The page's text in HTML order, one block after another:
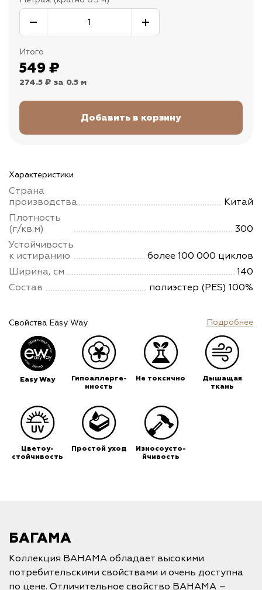
Итого
549 ₽
274.5 ₽ за 0.5 м
Характеристики
Страна
производства
Китай
Плотность
(г/кв.м)
300
Устойчивость
к истиранию
более 100 000 циклов
Ширина, см
140
Состав
полиэстер (PES) 100%
Свойства Easy Way Подробнее
Easy Way
Гипоаллерге-
нность
Не токсично
Дышащая
ткань
Цветоу-
стойчивость
Простой уход
Износоусто-
йчивость
БАГАМА
Коллекция BAHAMA обладает высокими
потребительскими свойствами и очень доступна
по цене. Отличительное свойство BAHAMA –